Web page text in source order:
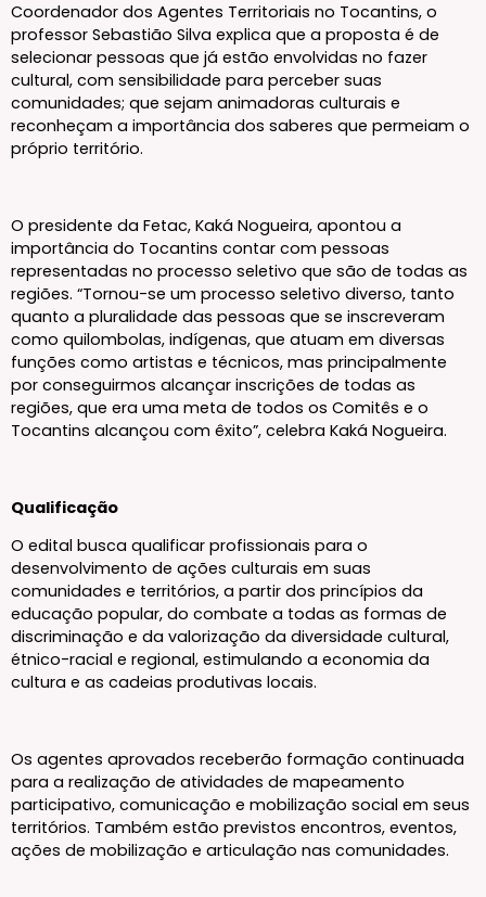
Coordenador dos Agentes Territoriais no Tocantins, o
professor Sebastião Silva explica que a proposta é de
selecionar pessoas que já estão envolvidas no fazer
cultural, com sensibilidade para perceber suas
comunidades; que sejam animadoras culturais e
reconheçam a importância dos saberes que permeiam o
próprio território.
O presidente da Fetac, Kaká Nogueira, apontou a
importância do Tocantins contar com pessoas
representadas no processo seletivo que são de todas as
regiões. “Tornou-se um processo seletivo diverso, tanto
quanto a pluralidade das pessoas que se inscreveram
como quilombolas, indígenas, que atuam em diversas
funções como artistas e técnicos, mas principalmente
por conseguirmos alcançar inscrições de todas as
regiões, que era uma meta de todos os Comitês e o
Tocantins alcançou com êxito”, celebra Kaká Nogueira.
Qualificação
O edital busca qualificar profissionais para o
desenvolvimento de ações culturais em suas
comunidades e territórios, a partir dos princípios da
educação popular, do combate a todas as formas de
discriminação e da valorização da diversidade cultural,
étnico-racial e regional, estimulando a economia da
cultura e as cadeias produtivas locais.
Os agentes aprovados receberão formação continuada
para a realização de atividades de mapeamento
participativo, comunicação e mobilização social em seus
territórios. Também estão previstos encontros, eventos,
ações de mobilização e articulação nas comunidades.